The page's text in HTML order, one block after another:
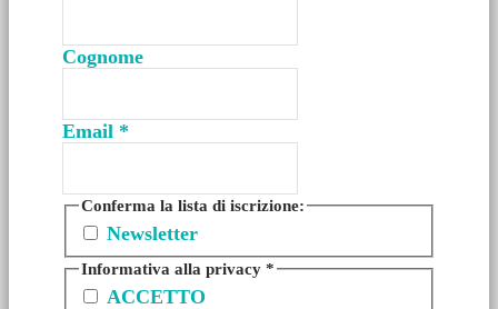
Cognome
Email *
Conferma la lista di iscrizione:
Newsletter
Informativa alla privacy*
ACCETTO